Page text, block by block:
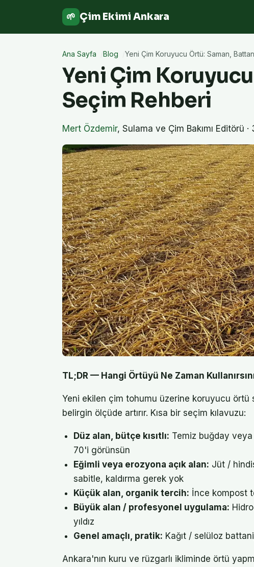
🌱 Çim Ekimi Ankara
Ana Sayfa Blog Yeni Çim Koruyucu Örtü: Saman,
Yeni Çim
Seçim Rehberi
Mert Özdemir, Sulama ve Çim Bakımı Editörü ·
TL;DR — Hangi Örtüyü Ne Zaman
Yeni ekilen çim tohumu üzerine koruyucu örtü
belirgin ölçüde artırır. Kısa bir seçim kılavuzu:
Düz alan, bütçe kısıtlı: Temiz buğday
70'i görünsün
Eğimli veya erozyona açık alan: Jüt /
sabitle, kaldırma gerek yok
Küçük alan, organik tercih: İnce kompost
Büyük alan / profesyonel uygulama:
yıldız
Genel amaçlı, pratik: Kağıt / selüloz
Ankara'nın kuru ve rüzgarlı ikliminde örtü